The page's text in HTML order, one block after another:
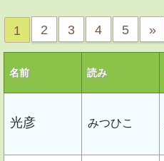
1 2 3 4 5 »
名前 読み
光彦 みつひこ